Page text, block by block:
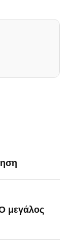
μεγάλος